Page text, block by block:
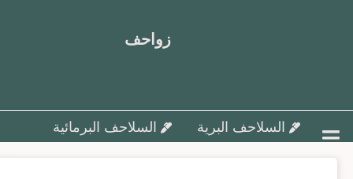
زواحف
السلاحف البرية السلاحف البرمائية